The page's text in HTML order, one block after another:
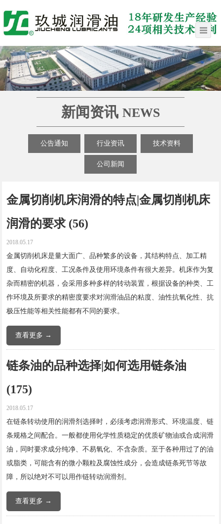
新闻资讯 NEWS
公告通知 行业资讯 技术资料
公司新闻
金属切削机床润滑的特点|金属切削机床
润滑的要求 (56)
2018.05.17
金属切削机床是量大面广、品种繁多的设备，其结构特点、加工精
度、自动化程度、工况条件及使用环境条件有很大差异。机床作为复
杂而精密的机器，会采用多种多样的转动装置，根据设备的种类、工
作环境及所要求的精密度要求对润滑油品的粘度、油性抗氧化性、抗
极压性能等相关性能都有不同的要求。
查看更多 →
链条油的品种选择|如何选用链条油
(175)
2018.05.17
在链条转动使用的润滑剂选择时，必须考虑润滑形式、环境温度、链
条规格之间配合。一般都使用化学性质稳定的优质矿物油或合成润滑
油，同时要求成分纯净、不易氧化、不含杂质。至于各种用过了的油
或脂类，可能含有的微小颗粒及腐蚀性成分，会造成链条死节等故
障，所以绝对不可以用作链转动润滑剂。
查看更多 →